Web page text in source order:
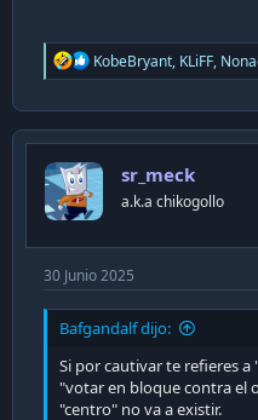
R
e
c
t
o
n
s
KobeBryant, KLiFF,
sr_meck
a.k.a chikogollo
30 Junio 2025
Bafgandalf dijo:
Si por cautivar te refieres
"votar en bloque contra el
"centro" no va a existir.